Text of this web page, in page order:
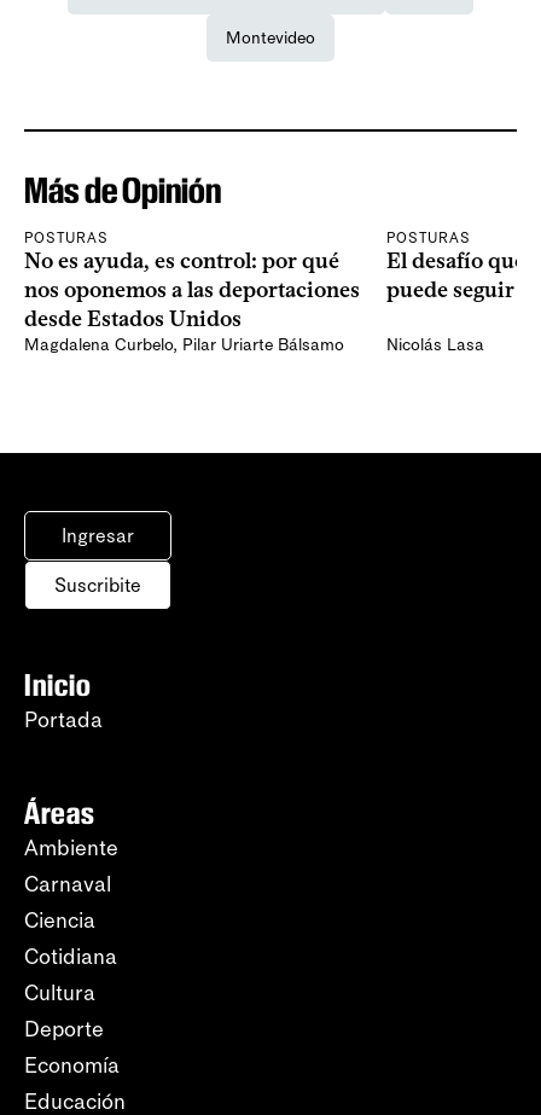
Montevideo
Más de Opinión
POSTURAS
No es ayuda, es control: por qué
nos oponemos a las deportaciones
desde Estados Unidos
Magdalena Curbelo, Pilar Uriarte Bálsamo
POSTURAS
El desafío que
puede seguir
Nicolás Lasa
Ingresar
Suscribite
Inicio
Portada
Áreas
Ambiente
Carnaval
Ciencia
Cotidiana
Cultura
Deporte
Economía
Educación